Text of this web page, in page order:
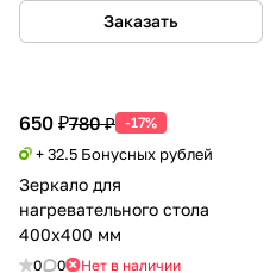
Заказать
650 ₽780 ₽ -17%
+ 32.5 Бонусных рублей
Зеркало для
нагревательного стола
400х400 мм
0 0 Нет в наличии